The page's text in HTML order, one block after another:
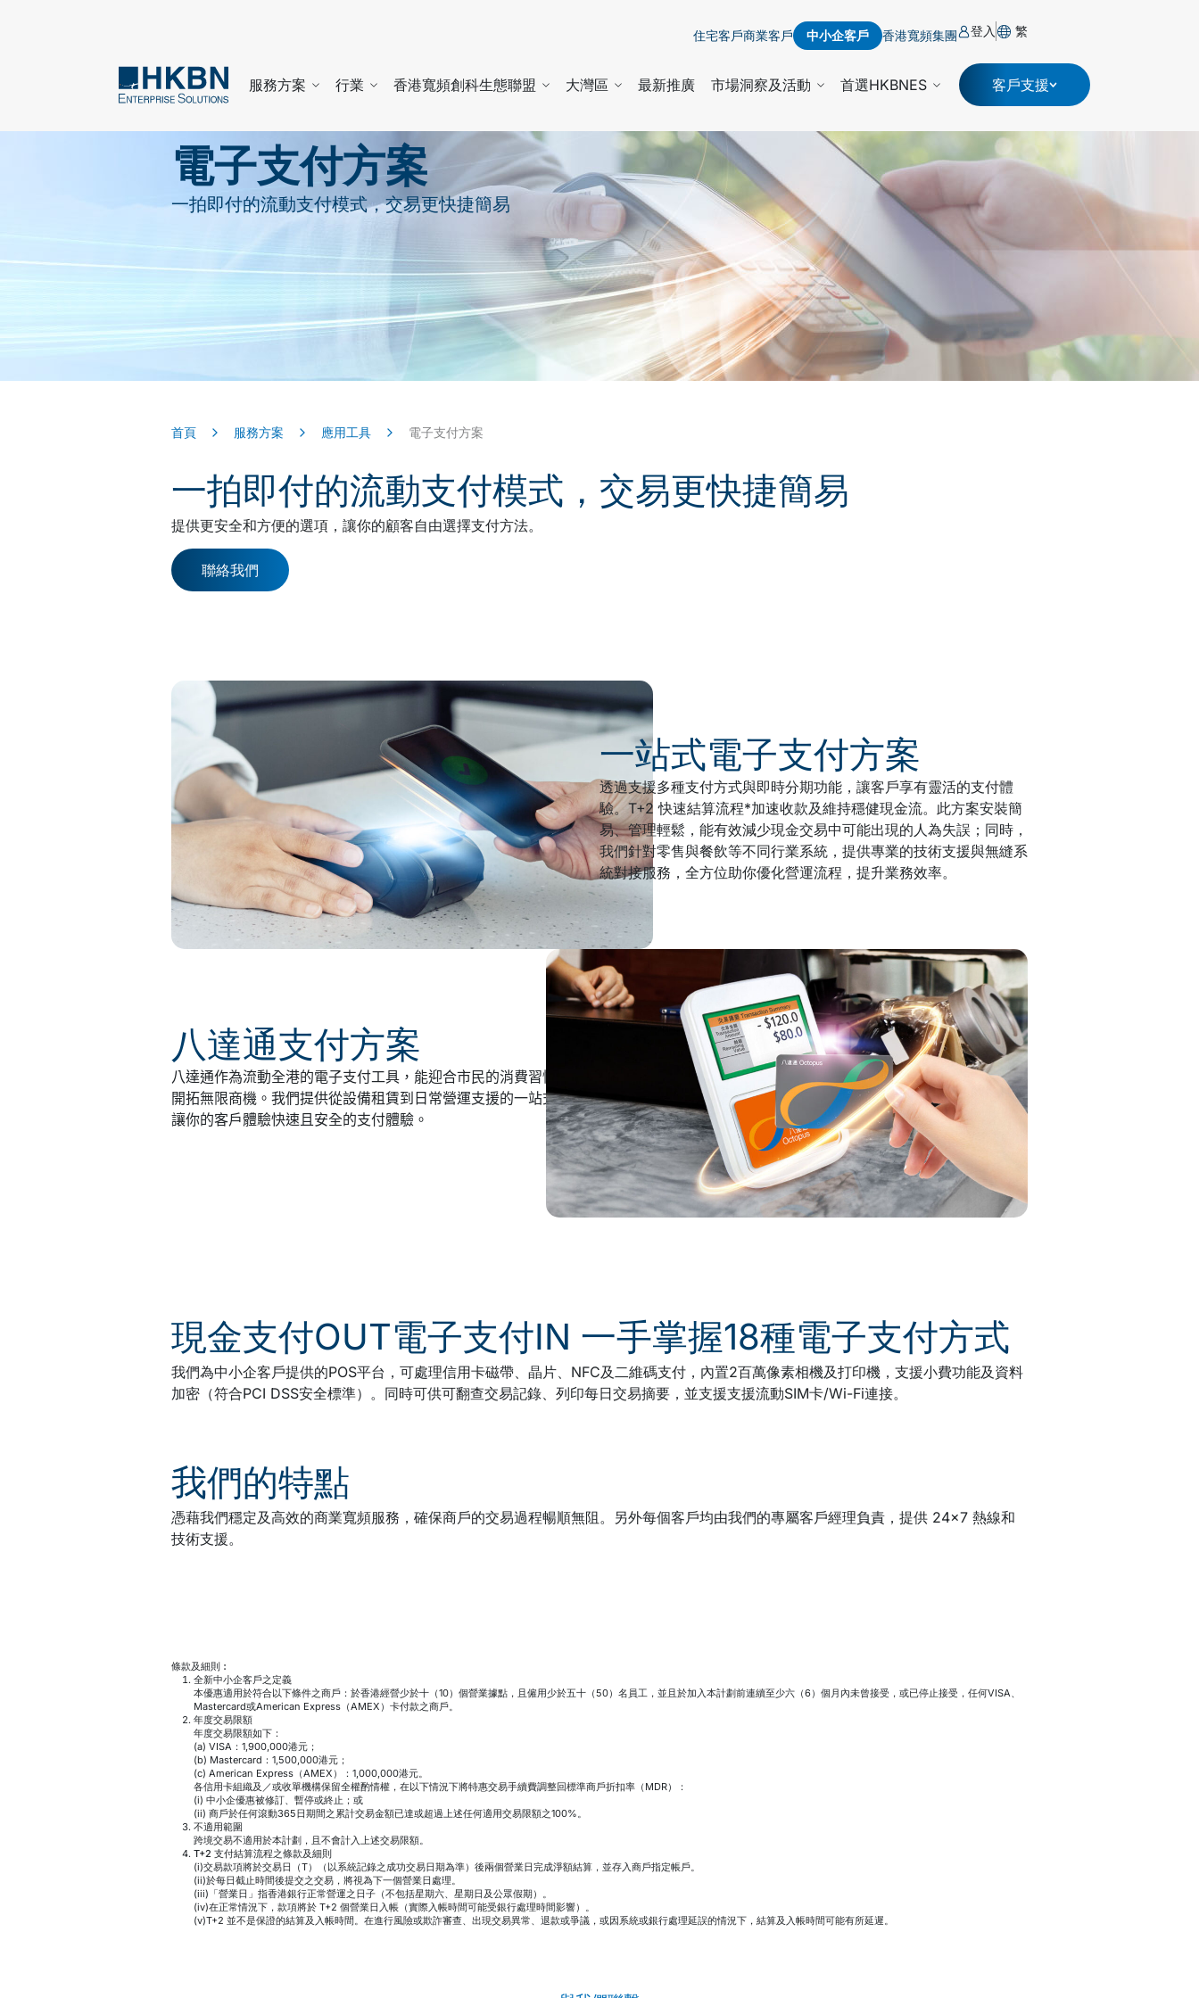
住宅客戶商業客戶 中小企客戶 香港寬頻集團 登入 繁
服務方案 行業 香港寬頻創科生態聯盟 大灣區 最新推廣 市場洞察及活動 首選HKBNES 客戶支援
​電子支付方案
一拍即付的流動支付模式，交易更快捷簡易
首頁 服務方案 應用工具 ​電子支付方案
一拍即付的流動支付模式，交易更快捷簡易
提供更安全和方便的選項，讓你的顧客自由選擇支付方法。
聯絡我們
一站式電子支付方案
透過支援多種支付方式與即時分期功能，讓客戶享有靈活的支付體
驗。T+2 快速結算流程*加速收款及維持穩健現金流。此方案安裝簡
易、管理輕鬆，能有效減少現金交易中可能出現的人為失誤；同時，
我們針對零售與餐飲等不同行業系統，提供專業的技術支援與無縫系
統對接服務，全方位助你優化營運流程，提升業務效率。
八達通支付方案
八達通作為流動全港的電子支付工具，能迎合市民的消費習慣，助你
開拓無限商機。我們提供從設備租賃到日常營運支援的一站式方案，
讓你的客戶體驗快速且安全的支付體驗。
現金支付OUT電子支付IN 一手掌握18種電子支付方式
我們為中小企客戶提供的POS平台，可處理信用卡磁帶、晶片、NFC及二維碼支付，內置2百萬像素相機及打印機，支援小費功能及資料
加密（符合PCI DSS安全標準）。同時可供可翻查交易記錄、列印每日交易摘要，並支援支援流動SIM卡/Wi-Fi連接。
我們的特點
憑藉我們穩定及高效的商業寬頻服務，確保商戶的交易過程暢順無阻。另外每個客戶均由我們的專屬客戶經理負責，提供 24×7 熱線和
技術支援。
條款及細則︰
全新中小企客戶之定義
本優惠適用於符合以下條件之商戶：於香港經營少於十（10）個營業據點，且僱用少於五十（50）名員工，並且於加入本計劃前連續至少六（6）個月內未曾接受，或已停止接受，任何VISA、
Mastercard或American Express（AMEX）卡付款之商戶。
年度交易限額
年度交易限額如下：
(a) VISA：1,900,000港元；
(b) Mastercard：1,500,000港元；
(c) American Express（AMEX）：1,000,000港元。
各信用卡組織及／或收單機構保留全權酌情權，在以下情況下將特惠交易手續費調整回標準商戶折扣率（MDR）：
(i) 中小企優惠被修訂、暫停或終止；或
(ii) 商戶於任何滾動365日期間之累計交易金額已達或超過上述任何適用交易限額之100%。
不適用範圍
跨境交易不適用於本計劃，且不會計入上述交易限額。
T+2 支付結算流程之條款及細則
(i)交易款項將於交易日（T）（以系統記錄之成功交易日期為準）後兩個營業日完成淨額結算，並存入商戶指定帳戶。
(ii)於每日截止時間後提交之交易，將視為下一個營業日處理。
(iii)「營業日」指香港銀行正常營運之日子（不包括星期六、星期日及公眾假期）。
(iv)在正常情況下，款項將於 T+2 個營業日入帳（實際入帳時間可能受銀行處理時間影響）。
(v)T+2 並不是保證的結算及入帳時間。在進行風險或欺詐審查、出現交易異常、退款或爭議，或因系統或銀行處理延誤的情況下，結算及入帳時間可能有所延遲。